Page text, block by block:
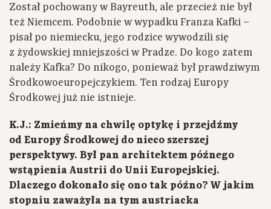
Został pochowany w Bayreuth, ale przecież nie był
też Niemcem. Podobnie w wypadku Franza Kafki –
pisał po niemiecku, jego rodzice wywodzili się
z żydowskiej mniejszości w Pradze. Do kogo zatem
należy Kafka? Do nikogo, ponieważ był prawdziwym
Środkowoeuropejczykiem. Ten rodzaj Europy
Środkowej już nie istnieje.
K.J.: Zmieńmy na chwilę optykę i przejdźmy
od Europy Środkowej do nieco szerszej
perspektywy. Był pan architektem późnego
wstąpienia Austrii do Unii Europejskiej.
Dlaczego dokonało się ono tak późno? W jakim
stopniu zaważyła na tym austriacka